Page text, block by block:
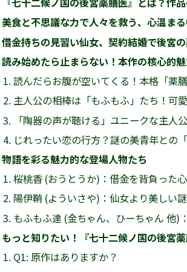
美食と不思議な力で人々を救う、心温ま
借金持ちの見習い仙女、契約結婚で後宮
読み始めたら止まらない！本作の核心的
読んだらお腹が空いてくる！本格「薬
主人公の相棒は「もふもふ」たち！可
「陶器の声が聴ける」ユニークな主人
じれったい恋の行方？謎の美青年との「
物語を彩る魅力的な登場人物たち
桜桃香 (おうとうか)：借金を背負った
陽伊鞘 (よういさや)：仙女より美しい
もふもふ達 (金ちゃん、ひーちゃん 他)
もっと知りたい！『七十二候ノ国の後宮
Q1: 原作はありますか？